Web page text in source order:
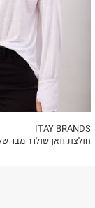
ITAY BRANDS
חולצת וואן שולדר מבד